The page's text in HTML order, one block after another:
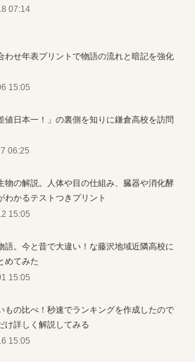
07:14
わせ年表プリントで物語の流れと暗記を強化
15:05
値日本一！」の裏側を知りに鎌倉高校を訪問
06:25
物の解説。人体や目の仕組み、臓器や消化酵
わかるテストつきプリント
15:05
語。今と昔で大違い！な藤沢地域近隣高校に
めてみた
15:05
もの比べ！秒速でランキングを作成したので
け詳しく解説してみる
15:05